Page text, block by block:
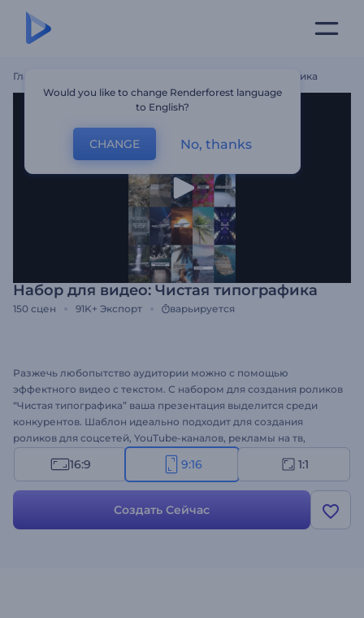
Главная Набор Для Видео: Чистая Типографика
Набор для видео: Чистая типографика
150 сцен 91K+ Экспорт варьируется
Разжечь любопытство аудитории можно с помощью
эффектного видео с текстом. С набором для создания роликов
“Чистая типографика” ваша презентация выделится среди
конкурентов. Шаблон идеально подходит для создания
роликов для соцсетей, YouTube-каналов, рекламы на тв,
промороликов для бизнеса, блогов и многого другого. Просто
загрузите свои медиафайлы - динамичное видео будет готово
16:9 9:16 1:1
Создать Сейчас
Would you like to change Renderforest language
to English?
CHANGE No, thanks